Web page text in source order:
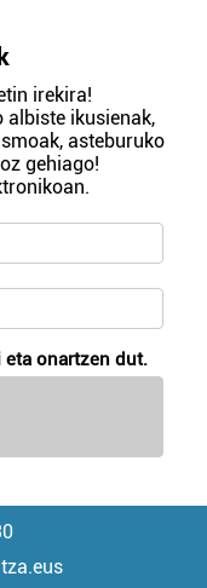
irekira!
albiste ikusienak,
asteburuko
gehiago!
eta onartzen dut.